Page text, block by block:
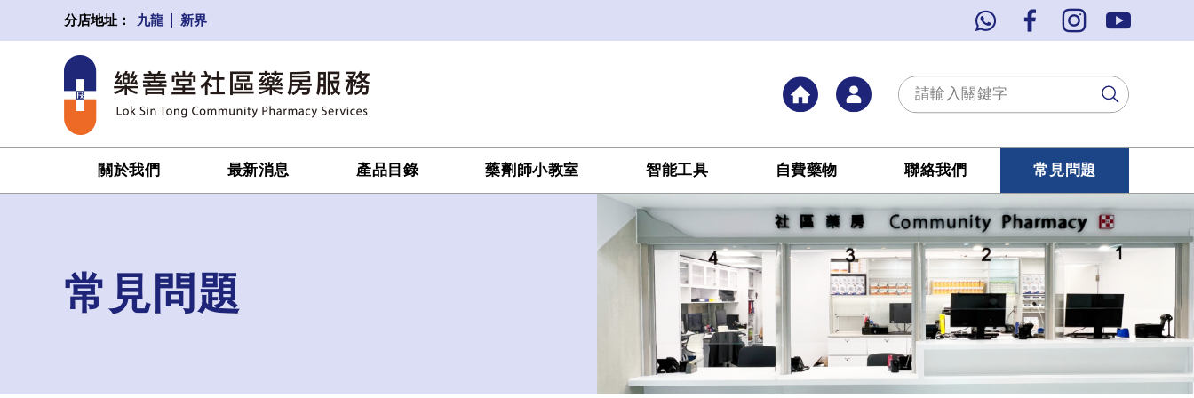
分店地址： 九龍 新界
關於我們 最新消息 產品目錄 藥劑師小教室 智能工具 自費藥物 聯絡我們 常見問題
常見問題